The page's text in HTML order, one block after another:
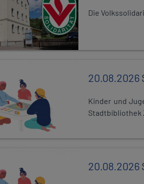
Die
20.08.2026
Kinder und
Stadtbibliothek
20.08.2026